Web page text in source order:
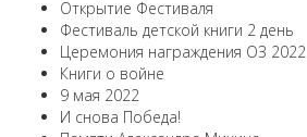
Открытие Фестиваля
Фестиваль детской книги 2 день
Церемония награждения ОЗ 2022
Книги о войне
9 мая 2022
И снова Победа!